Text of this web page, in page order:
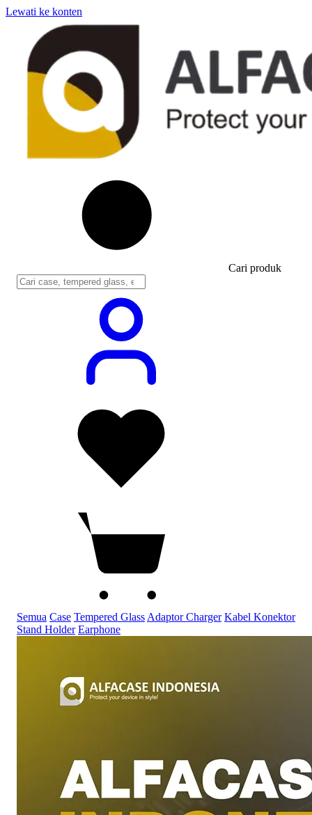
Lewati ke konten
Cari produk
Semua Case Tempered Glass Adaptor Charger Kabel Konektor
Stand Holder Earphone